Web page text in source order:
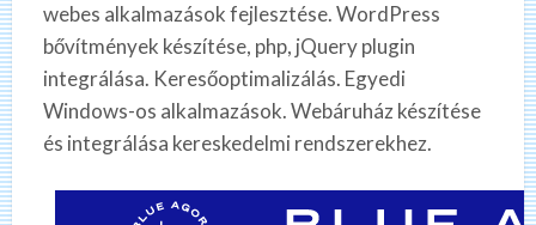
webes alkalmazások fejlesztése. WordPress
bővítmények készítése, php, jQuery plugin
integrálása. Keresőoptimalizálás. Egyedi
Windows-os alkalmazások. Webáruház készítése
és integrálása kereskedelmi rendszerekhez.